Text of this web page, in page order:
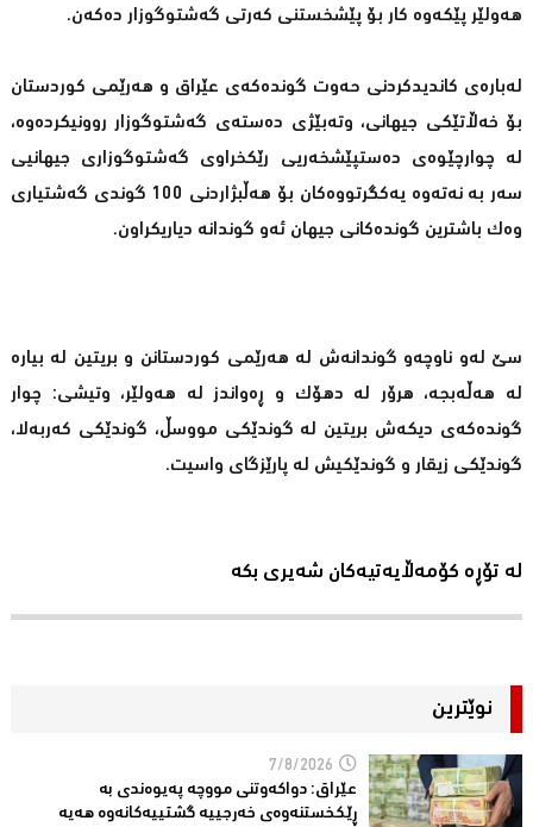
هەولێر پێكەوە كار بۆ پێشخستنی كەرتی گەشتوگوزار دەكەن.
لەبارەی كاندیدكردنی حەوت گوندەكەی عێراق و هەرێمی كوردستان
بۆ خەڵاتێكی جیهانی، وتەبێژی دەستەی گەشتوگوزار روونیكردەوە،
لە چوارچێوەی دەستپێشخەریی رێكخراوی گەشتوگوزاری جیهانیی
سەر بە نەتەوە یەكگرتووەكان بۆ هەڵبژاردنی 100 گوندی گەشتیاری
وەك باشترین گوندەكانی جیهان ئەو گوندانە دیاریكراون.
سێ لەو ناوچەو گوندانەش لە هەرێمی كوردستانن و بریتین لە بیارە
لە هەڵەبجە، هرۆر لە دهۆك و ڕەواندز لە هەولێر، وتیشی: چوار
گوندەكەی دیكەش بریتین لە گوندێكی مووسڵ، گوندێكی كەربەلا،
گوندێكی زیقار و گوندێكیش لە پارێزگای واسیت.
لە تۆڕە کۆمەڵایەتیەکان شەیری بکە
نوێترین
7/8/2026
عێراق: دواکەوتنى مووچە پەیوەندی بە
ڕێكخستنەوەی خەرجییە گشتییەکانەوە هەیە